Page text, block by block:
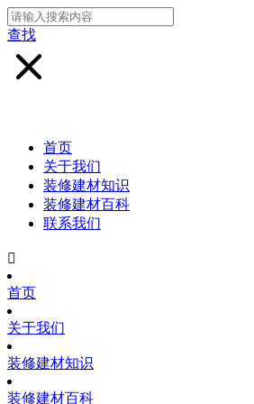
查找
首页
关于我们
装修建材知识
装修建材百科
联系我们

首页
关于我们
装修建材知识
装修建材百科